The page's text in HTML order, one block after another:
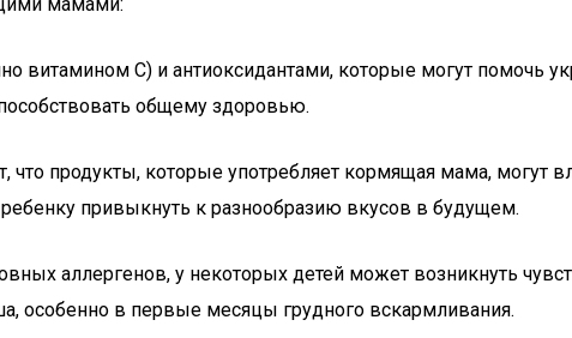
витамином C) и антиоксидантами, которые могут помочь
общему здоровью.
продукты, которые употребляет кормящая мама, могут
привыкнуть к разнообразию вкусов в будущем.
аллергенов, у некоторых детей может возникнуть
особенно в первые месяцы грудного вскармливания.